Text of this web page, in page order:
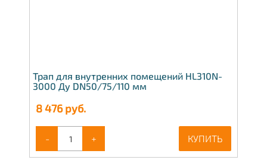
Трап для внутренних помещений HL310N-
3000 Ду DN50/75/110 мм
8 476руб.
- + КУПИТЬ